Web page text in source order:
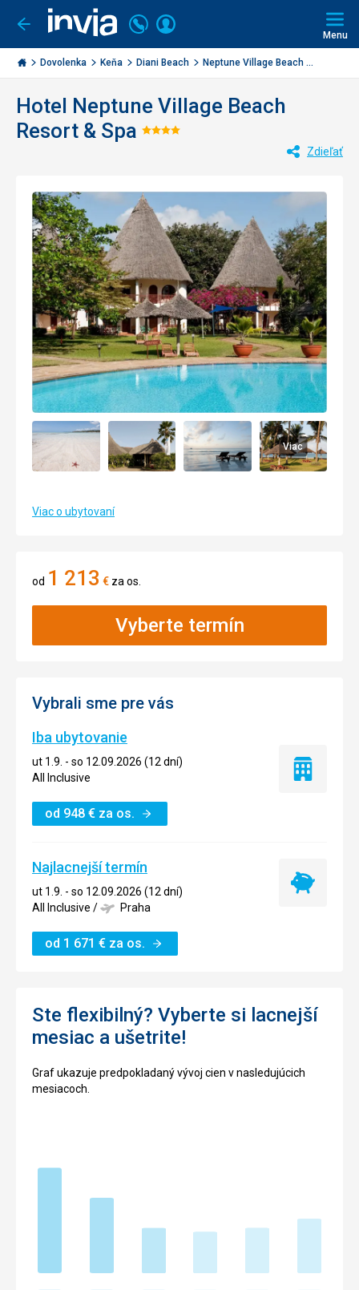
Ísť
späť
Invia.sk
Volajte
+421
2
3221
Prihlásiť
Menu
Dovolenka Keňa Diani Beach Neptune Village Beach ...
Hotel Neptune Village Beach
Resort & Spa Hodnotenie:
Zdieľať
Viac
Viac o ubytovaní
od 1 213 € za os.
Vyberte termín
Vybrali sme pre vás
Iba ubytovanie
ut 1.9. - so 12.09.2026 (12 dní)
All Inclusive
od 948 € za os.
Iba
Najlacnejší termín
ut 1.9. - so 12.09.2026 (12 dní)
All Inclusive / Praha
od 1 671 € za os.
Najlacnejší
Ste flexibilný? Vyberte si lacnejší
mesiac a ušetrite!
Graf ukazuje predpokladaný vývoj cien v nasledujúcich
mesiacoch.